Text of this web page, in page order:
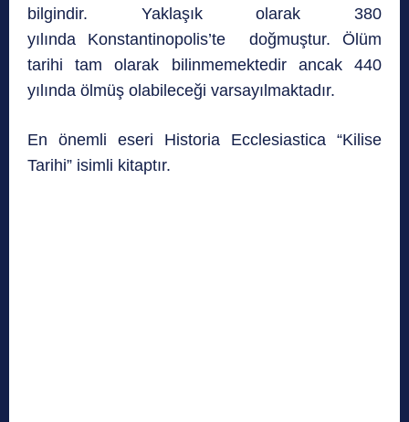
bilgindir. Yaklaşık olarak 380
yılında Konstantinopolis’te doğmuştur. Ölüm
tarihi tam olarak bilinmemektedir ancak 440
yılında ölmüş olabileceği varsayılmaktadır.
En önemli eseri Historia Ecclesiastica “Kilise
Tarihi” isimli kitaptır.